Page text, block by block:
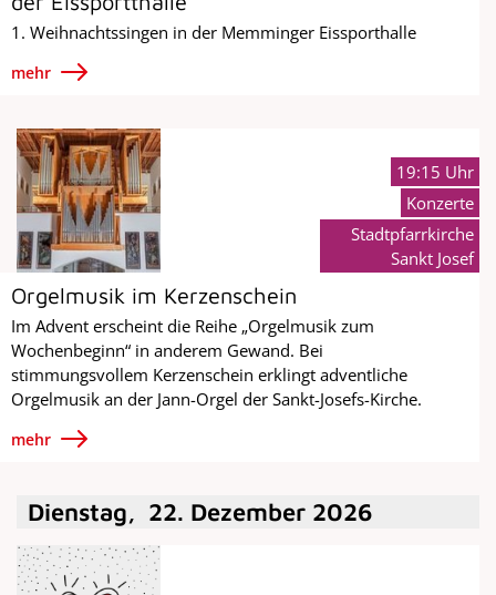
1. Weihnachtssingen in der Memminger Eissporthalle
mehr
Orgelmusik im Kerzenschein
Im Advent erscheint die Reihe „Orgelmusik zum
Wochenbeginn“ in anderem Gewand. Bei
stimmungsvollem Kerzenschein erklingt adventliche
Orgelmusik an der Jann-Orgel der Sankt-Josefs-Kirche.
mehr
19:15 Uhr
Konzerte
Stadtpfarrkirche
Sankt Josef
Dienstag, 22. Dezember 2026